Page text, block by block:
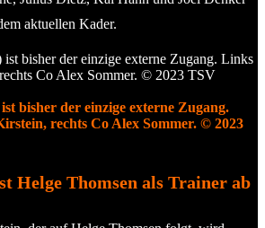
aktuellen Kader.
bisher der einzige externe Zugang.
rechts Co Alex Sommer. © 2023
Helge Thomsen als Trainer ab